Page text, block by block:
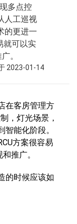
多点控
人工巡视
的更进一
就可以实
。
2023-01-14
客房管理方
，灯光场景，
能化阶段。
方案很容易
推广。
时候应该如